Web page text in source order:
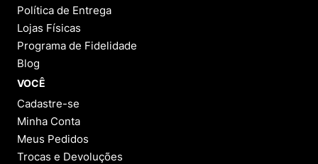
Política de Entrega
Lojas Físicas
Programa de Fidelidade
Blog
VOCÊ
Cadastre-se
Minha Conta
Meus Pedidos
Trocas e Devoluções